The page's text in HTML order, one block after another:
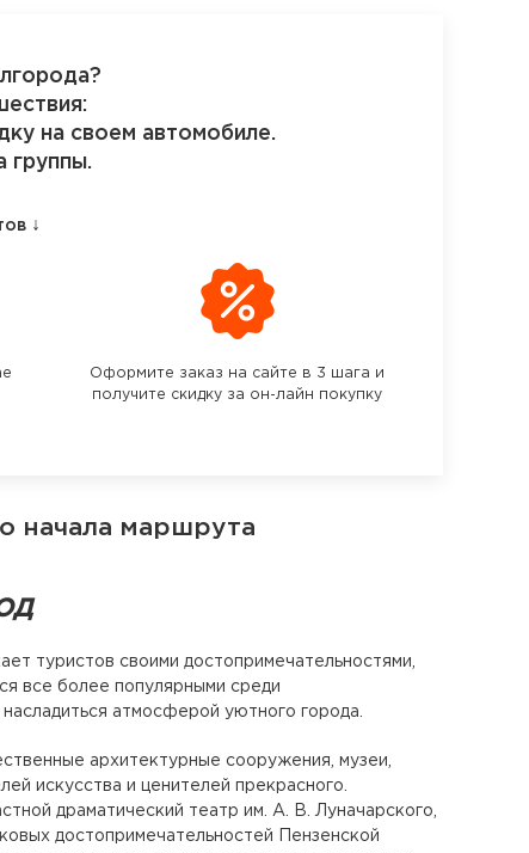
на своем автомобиле.
группы.
↓
Оформите заказ на сайте в 3 шага и
получите скидку за он-лайн покупку
начала маршрута
туристов своими достопримечательностями,
все более популярными среди
атмосферой уютного города.
архитектурные сооружения, музеи,
искусства и ценителей прекрасного.
драматический театр им. А. В. Луначарского,
достопримечательностей Пензенской